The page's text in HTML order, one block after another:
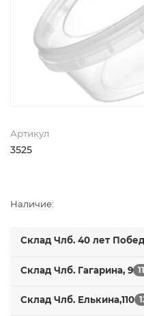
Артикул
3525
Наличие:
Склад Члб. 40 лет
Склад Члб. Гагарина, 9
Склад Члб. Елькина,110